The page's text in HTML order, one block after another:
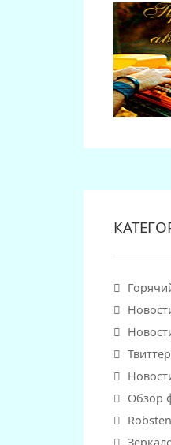
Твиттер
Обзор